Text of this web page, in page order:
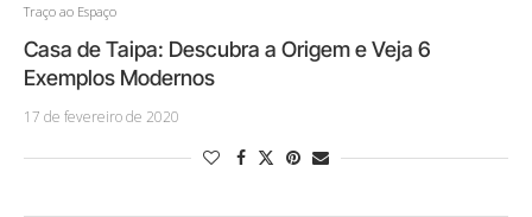
Traço ao Espaço
Casa de Taipa: Descubra a Origem e Veja 6
Exemplos Modernos
17 de fevereiro de 2020